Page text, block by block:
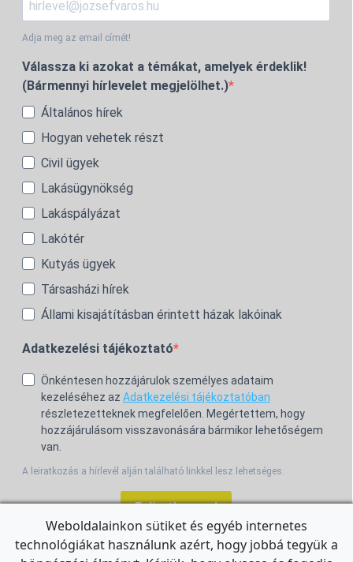
Adja meg az email címét!
Válassza ki azokat a témákat, amelyek érdeklik!
(Bármennyi hírlevelet megjelölhet.)
Általános hírek
Hogyan vehetek részt
Civil ügyek
Lakásügynökség
Lakáspályázat
Lakótér
Kutyás ügyek
Társasházi hírek
Állami kisajátításban érintett házak lakóinak
Adatkezelési tájékoztató
Önkéntesen hozzájárulok személyes adataim
kezeléséhez az Adatkezelési tájékoztatóban
részletezetteknek megfelelően. Megértettem, hogy
hozzájárulásom visszavonására bármikor lehetőségem
van.
A leiratkozás a hírlevél alján található linkkel lesz lehetséges.
Feliratkozom!
Weboldalainkon sütiket és egyéb internetes
technológiákat használunk azért, hogy jobbá tegyük a